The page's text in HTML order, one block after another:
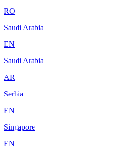
RO
Saudi Arabia
EN
Saudi Arabia
AR
Serbia
EN
Singapore
EN